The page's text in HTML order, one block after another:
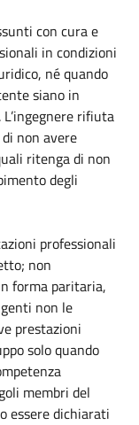
con cura e
in condizioni
né quando
siano in
rifiuta
non avere
ritenga di non
degli
professionali
non
forma paritaria,
non le
prestazioni
solo quando
membri del
essere dichiarati